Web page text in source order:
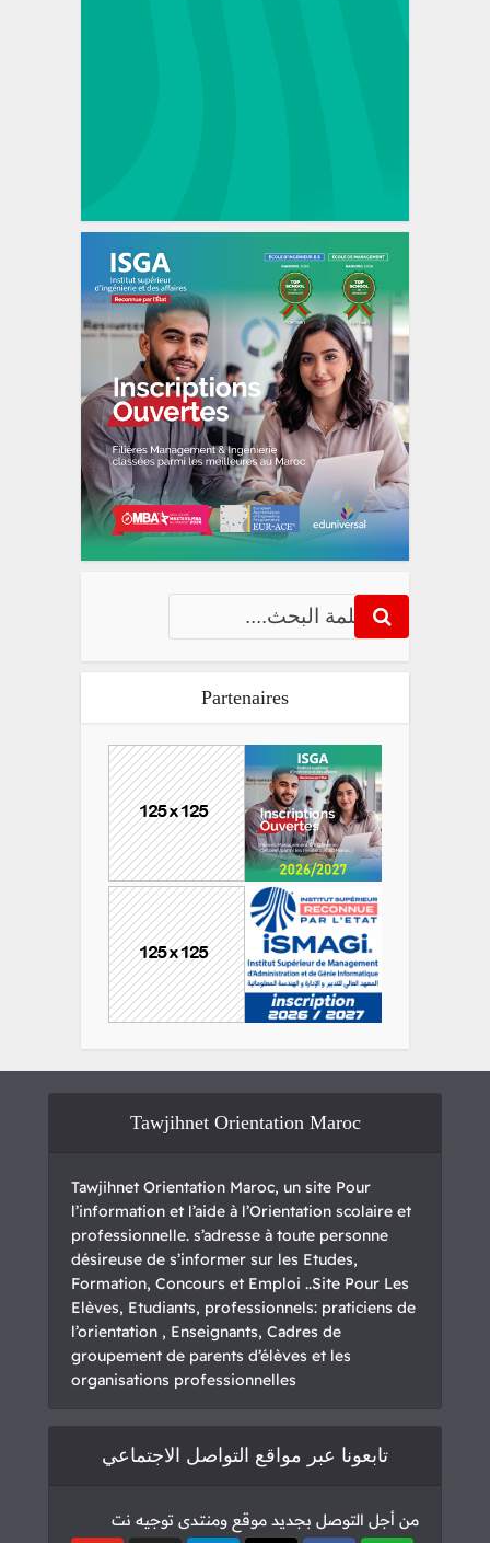
Partenaires
Tawjihnet Orientation Maroc
Tawjihnet Orientation Maroc, un site Pour
l’information et l’aide à l’Orientation scolaire et
professionnelle. s’adresse à toute personne
désireuse de s’informer sur les Etudes,
Formation, Concours et Emploi ..Site Pour Les
Elèves, Etudiants, professionnels: praticiens de
l’orientation , Enseignants, Cadres de
groupement de parents d’élèves et les
organisations professionnelles
تابعونا عبر مواقع التواصل الاجتماعي
من أجل التوصل بجديد موقع ومنتدى توجيه نت